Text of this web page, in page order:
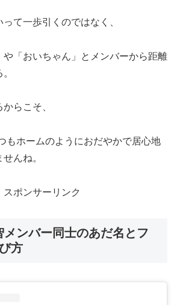
て一歩引くのではなく、
や「おいちゃん」とメンバーから距離
らこそ、
もホームのようにおだやかで居心地
んね。
スポンサーリンク
ンバー同士のあだ名とフ
方